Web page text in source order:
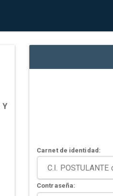
Y
Carnet de identidad:
Contraseña: